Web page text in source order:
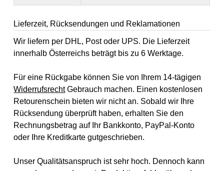
Lieferzeit, Rücksendungen und Reklamationen
Wir liefern per DHL, Post oder UPS. Die Lieferzeit
innerhalb Österreichs beträgt bis zu 6 Werktage.
Für eine Rückgabe können Sie von Ihrem 14-tägigen
WiderrufsrechtGebrauch machen. Einen kostenlosen
Retourenschein bieten wir nicht an. Sobald wir Ihre
Rücksendung überprüft haben, erhalten Sie den
Rechnungsbetrag auf Ihr Bankkonto, PayPal-Konto
oder Ihre Kreditkarte gutgeschrieben.
Unser Qualitätsanspruch ist sehr hoch. Dennoch kann